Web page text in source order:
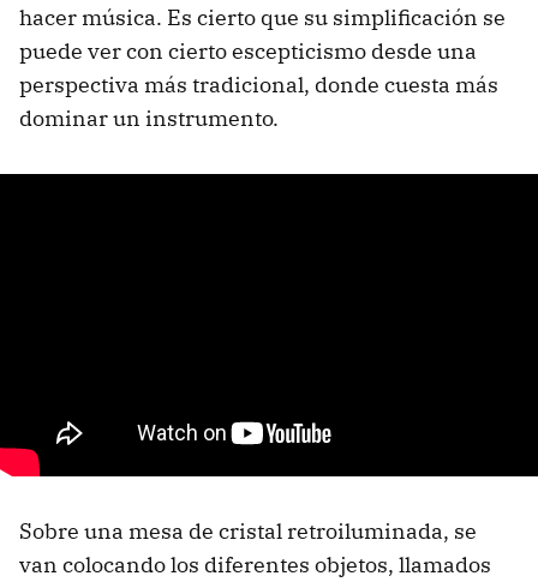
hacer música. Es cierto que su simplificación se
puede ver con cierto escepticismo desde una
perspectiva más tradicional, donde cuesta más
dominar un instrumento.
Sobre una mesa de cristal retroiluminada, se
van colocando los diferentes objetos, llamados